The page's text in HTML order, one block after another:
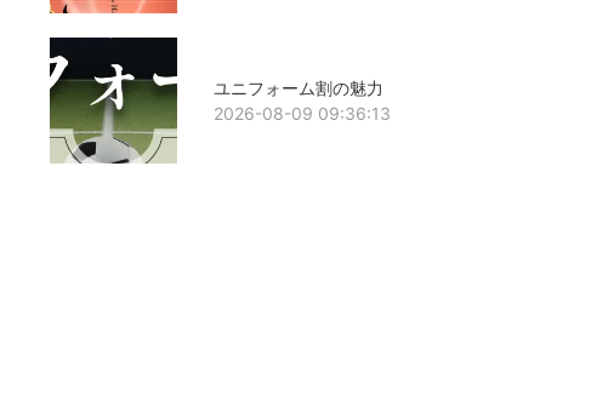
ユニフォーム割の魅力
2026-08-09 09:36:13